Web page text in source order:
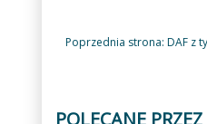
Poprzednia strona: DAF z
POLECANE PRZEZ